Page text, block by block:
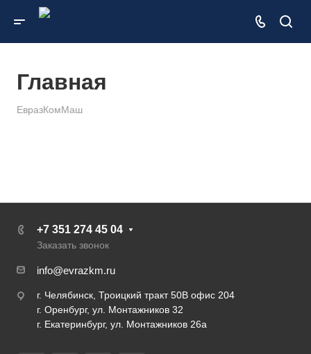
Главная
ЕвразКомМаш
+7 351 274 45 04
Заказать звонок
info@evrazkm.ru
г. Челябинск, Троицкий тракт 50В офис 204
г. Оренбург, ул. Монтажников 32
г. Екатеринбург, ул. Монтажников 26а